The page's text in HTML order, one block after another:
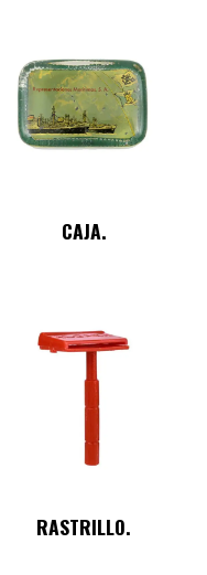
CAJA.
RASTRILLO.